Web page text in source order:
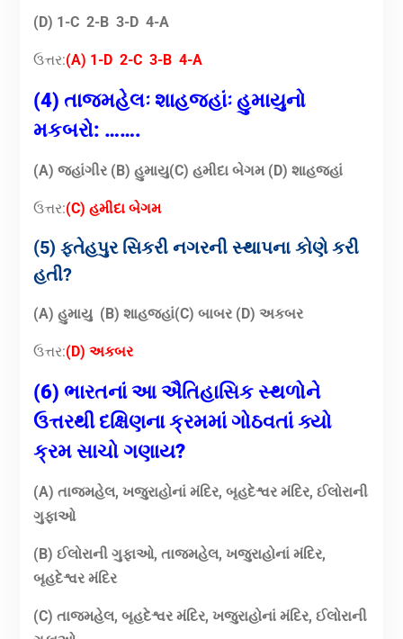
(D) 1-C 2-B 3-D 4-A
ઉત્તર:(A) 1-D 2-C 3-B 4-A
(4) તાજમહેલઃ શાહજહાંઃ હુમાયુનો
મકબરો: …….
(A) જહાંગીર (B) હુમાયુ(C) હમીદા બેગમ (D) શાહજહાં
ઉત્તર:(C) હમીદા બેગમ
(5) ફતેહપુર સિકરી નગરની સ્થાપના કોણે કરી
હતી?
(A) હુમાયુ (B) શાહજહાં(C) બાબર (D) અકબર
ઉત્તર:(D) અકબર
(6) ભારતનાં આ ઐતિહાસિક સ્થળોને
ઉત્તરથી દક્ષિણના ક્રમમાં ગોઠવતાં ક્યો
ક્રમ સાચો ગણાય?
(A) તાજમહેલ, ખજુરાહોનાં મંદિર, બૃહદેશ્વર મંદિર, ઈલોરાની
ગુફાઓ
(B) ઈલોરાની ગુફાઓ, તાજમહેલ, ખજુરાહોનાં મંદિર,
બૃહદેશ્વર મંદિર
(C) તાજમહેલ, બૃહદેશ્વર મંદિર, ખજુરાહોનાં મંદિર, ઈલોરાની